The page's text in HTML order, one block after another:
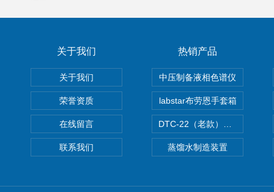
关于我们
关于我们
荣誉资质
在线留言
联系我们
热销产品
中压制备液相色谱仪
labstar布劳恩手套箱
蒸馏水制造装置